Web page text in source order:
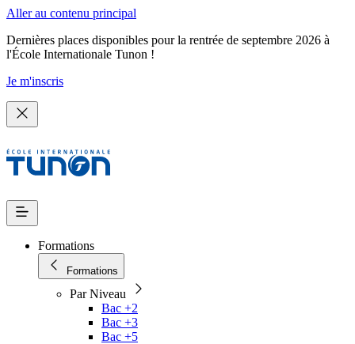
Aller au contenu principal
Dernières places disponibles pour la rentrée de septembre 2026 à
l'École Internationale Tunon !
Je m'inscris
Formations
Formations
Par Niveau
Bac +2
Bac +3
Bac +5